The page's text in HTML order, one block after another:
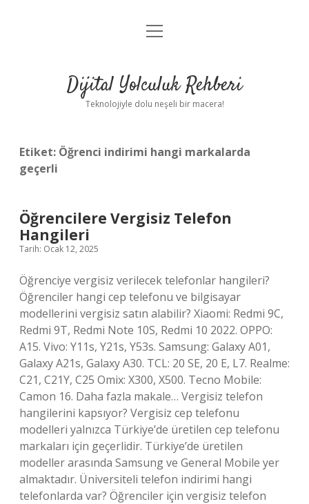
Anasayfa
Yasal Uyarı
menüyü
Dijital Yolculuk Rehberi
Teknolojiyle dolu neşeli bir macera!
Etiket: Öğrenci indirimi hangi markalarda
geçerli
Öğrencilere Vergisiz Telefon
Hangileri
Tarih: Ocak 12, 2025
Öğrenciye vergisiz verilecek telefonlar hangileri?
Öğrenciler hangi cep telefonu ve bilgisayar
modellerini vergisiz satın alabilir? Xiaomi: Redmi 9C,
Redmi 9T, Redmi Note 10S, Redmi 10 2022. OPPO:
A15. Vivo: Y11s, Y21s, Y53s. Samsung: Galaxy A01,
Galaxy A21s, Galaxy A30. TCL: 20 SE, 20 E, L7. Realme:
C21, C21Y, C25 Omix: X300, X500. Tecno Mobile:
Camon 16. Daha fazla makale… Vergisiz telefon
hangilerini kapsıyor? Vergisiz cep telefonu
modelleri yalnızca Türkiye’de üretilen cep telefonu
markaları için geçerlidir. Türkiye’de üretilen
modeller arasında Samsung ve General Mobile yer
almaktadır. Üniversiteli telefon indirimi hangi
telefonlarda var? Öğrenciler için vergisiz telefon